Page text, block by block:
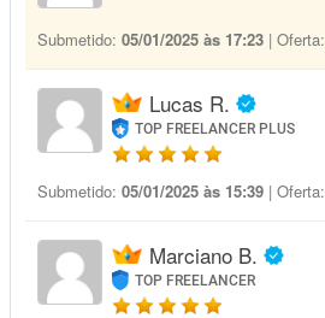
Submetido: 05/01/2025 às 17:23 | Oferta:
Lucas R.
TOP FREELANCER PLUS
Submetido: 05/01/2025 às 15:39 | Oferta:
Marciano B.
TOP FREELANCER